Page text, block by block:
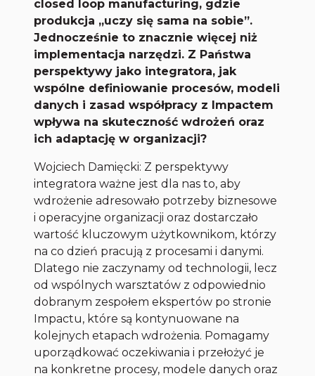
closed loop manufacturing, gdzie
produkcja „uczy się sama na sobie”.
Jednocześnie to znacznie więcej niż
implementacja narzędzi. Z Państwa
perspektywy jako integratora, jak
wspólne definiowanie procesów, modeli
danych i zasad współpracy z Impactem
wpływa na skuteczność wdrożeń oraz
ich adaptację w organizacji?
Wojciech Damięcki: Z perspektywy
integratora ważne jest dla nas to, aby
wdrożenie adresowało potrzeby biznesowe
i operacyjne organizacji oraz dostarczało
wartość kluczowym użytkownikom, którzy
na co dzień pracują z procesami i danymi.
Dlatego nie zaczynamy od technologii, lecz
od wspólnych warsztatów z odpowiednio
dobranym zespołem ekspertów po stronie
Impactu, które są kontynuowane na
kolejnych etapach wdrożenia. Pomagamy
uporządkować oczekiwania i przełożyć je
na konkretne procesy, modele danych oraz